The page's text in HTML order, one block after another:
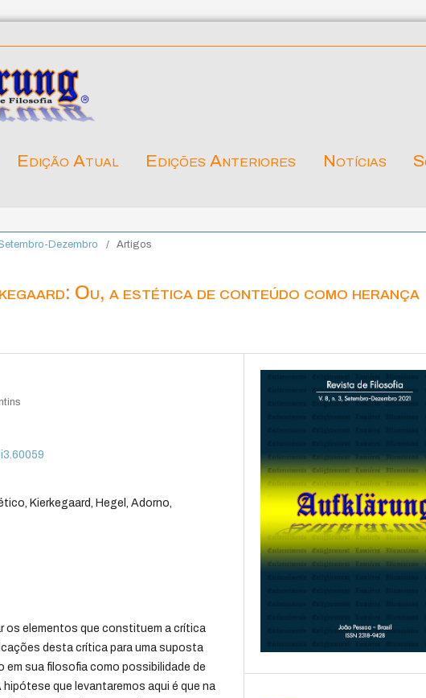
Edição Atual Edições Anteriores Notícias
Dezembro / Artigos
Ou, a estética de conteúdo como herança
Kierkegaard, Hegel, Adorno,
os elementos que constituem a crítica
desta crítica para uma suposta
em sua filosofia como possibilidade de
que levantaremos aqui é que na